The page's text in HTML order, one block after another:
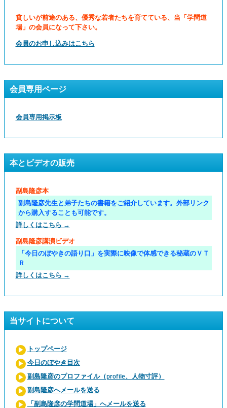
貧しいが前途のある、優秀な若者たちを育てている、当「学問道
場」の会員になって下さい。
会員のお申し込みはこちら
会員専用ページ
会員専用掲示板
本とビデオの販売
副島隆彦本
副島隆彦先生と弟子たちの書籍をご紹介しています。外部リンク
から購入することも可能です。
詳しくはこちら →
副島隆彦講演ビデオ
「今日のぼやきの語り口」を実際に映像で体感できる秘蔵のＶＴ
Ｒ
詳しくはこちら →
当サイトについて
トップページ
今日のぼやき目次
副島隆彦のプロファイル（profile、人物寸評）
副島隆彦へメールを送る
「副島隆彦の学問道場」へメールを送る